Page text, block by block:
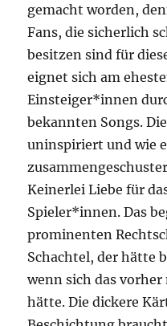
gemacht worden,
Fans, die sicherlich
besitzen sind für
eignet sich am
Einsteiger*innen
bekannten Songs.
uninspiriert und wie
Keinerlei Liebe für
Spieler*innen. Das
prominenten
Schachtel, der hätte
wenn sich das
hätte. Die dickere